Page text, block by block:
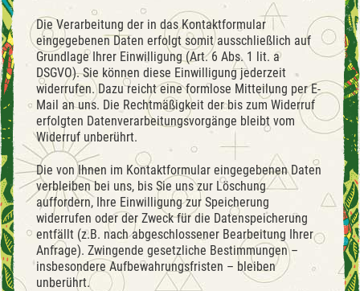
Die Verarbeitung der in das Kontaktformular
eingegebenen Daten erfolgt somit ausschließlich auf
Grundlage Ihrer Einwilligung (Art. 6 Abs. 1 lit. a
DSGVO). Sie können diese Einwilligung jederzeit
widerrufen. Dazu reicht eine formlose Mitteilung per E-
Mail an uns. Die Rechtmäßigkeit der bis zum Widerruf
erfolgten Datenverarbeitungsvorgänge bleibt vom
Widerruf unberührt.
Die von Ihnen im Kontaktformular eingegebenen Daten
verbleiben bei uns, bis Sie uns zur Löschung
auffordern, Ihre Einwilligung zur Speicherung
widerrufen oder der Zweck für die Datenspeicherung
entfällt (z.B. nach abgeschlossener Bearbeitung Ihrer
Anfrage). Zwingende gesetzliche Bestimmungen –
insbesondere Aufbewahrungsfristen – bleiben
unberührt.